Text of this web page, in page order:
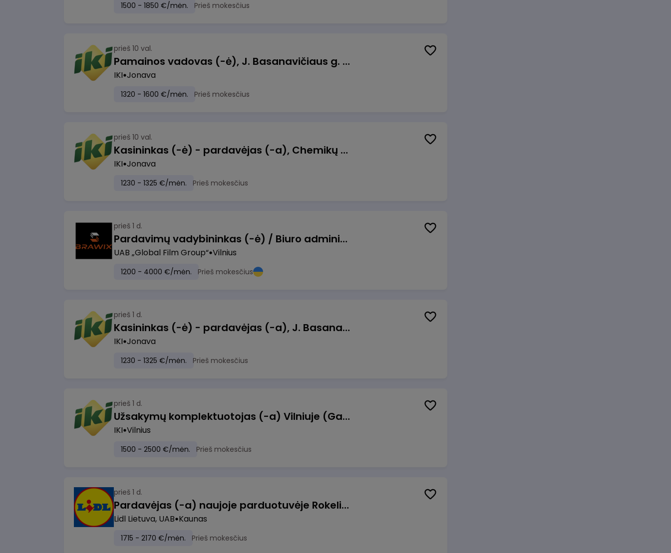
1500 - 1850 €/mėn. Prieš mokesčius
prieš 10 val.
Pamainos vadovas (-ė), J. Basanavičiaus g. 6, Jonava
IKI Jonava
1320 - 1600 €/mėn. Prieš mokesčius
prieš 10 val.
Kasininkas (-ė) - pardavėjas (-a), Chemikų g. 1, Jonava
IKI Jonava
1230 - 1325 €/mėn. Prieš mokesčius
prieš 1 d.
Pardavimų vadybininkas (-ė) / Biuro administratorius (-ė) (B2B)
UAB „Global Film Group“ Vilnius
1200 - 4000 €/mėn. Prieš mokesčius
prieš 1 d.
Kasininkas (-ė) - pardavėjas (-a), J. Basanavičiaus g. 6, Jonava
IKI Jonava
1230 - 1325 €/mėn. Prieš mokesčius
prieš 1 d.
Užsakymų komplektuotojas (-a) Vilniuje (Gariūnai)
IKI Vilnius
1500 - 2500 €/mėn. Prieš mokesčius
prieš 1 d.
Pardavėjas (-a) naujoje parduotuvėje Rokeliuose (NEMOKAMAS TRANSPORTAS)
Lidl Lietuva, UAB Kaunas
1715 - 2170 €/mėn. Prieš mokesčius